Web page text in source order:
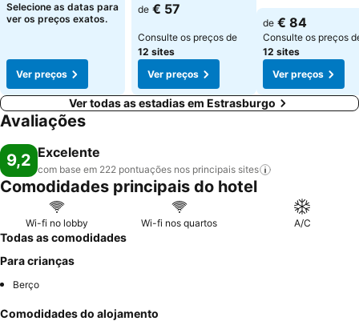
Selecione as datas para
ver os preços exatos.
Ver preços
de € 57
Consulte os preços de
12 sites
Ver preços
de € 84
Consulte os preços
12 sites
Ver preços
Ver todas as estadias em Estrasburgo
Avaliações
9,2 Excelente
com base em 222 pontuações nos principais sites
Comodidades principais do hotel
Wi-fi no lobby Wi-fi nos quartos A/C
Todas as comodidades
Para crianças
Berço
Comodidades do alojamento